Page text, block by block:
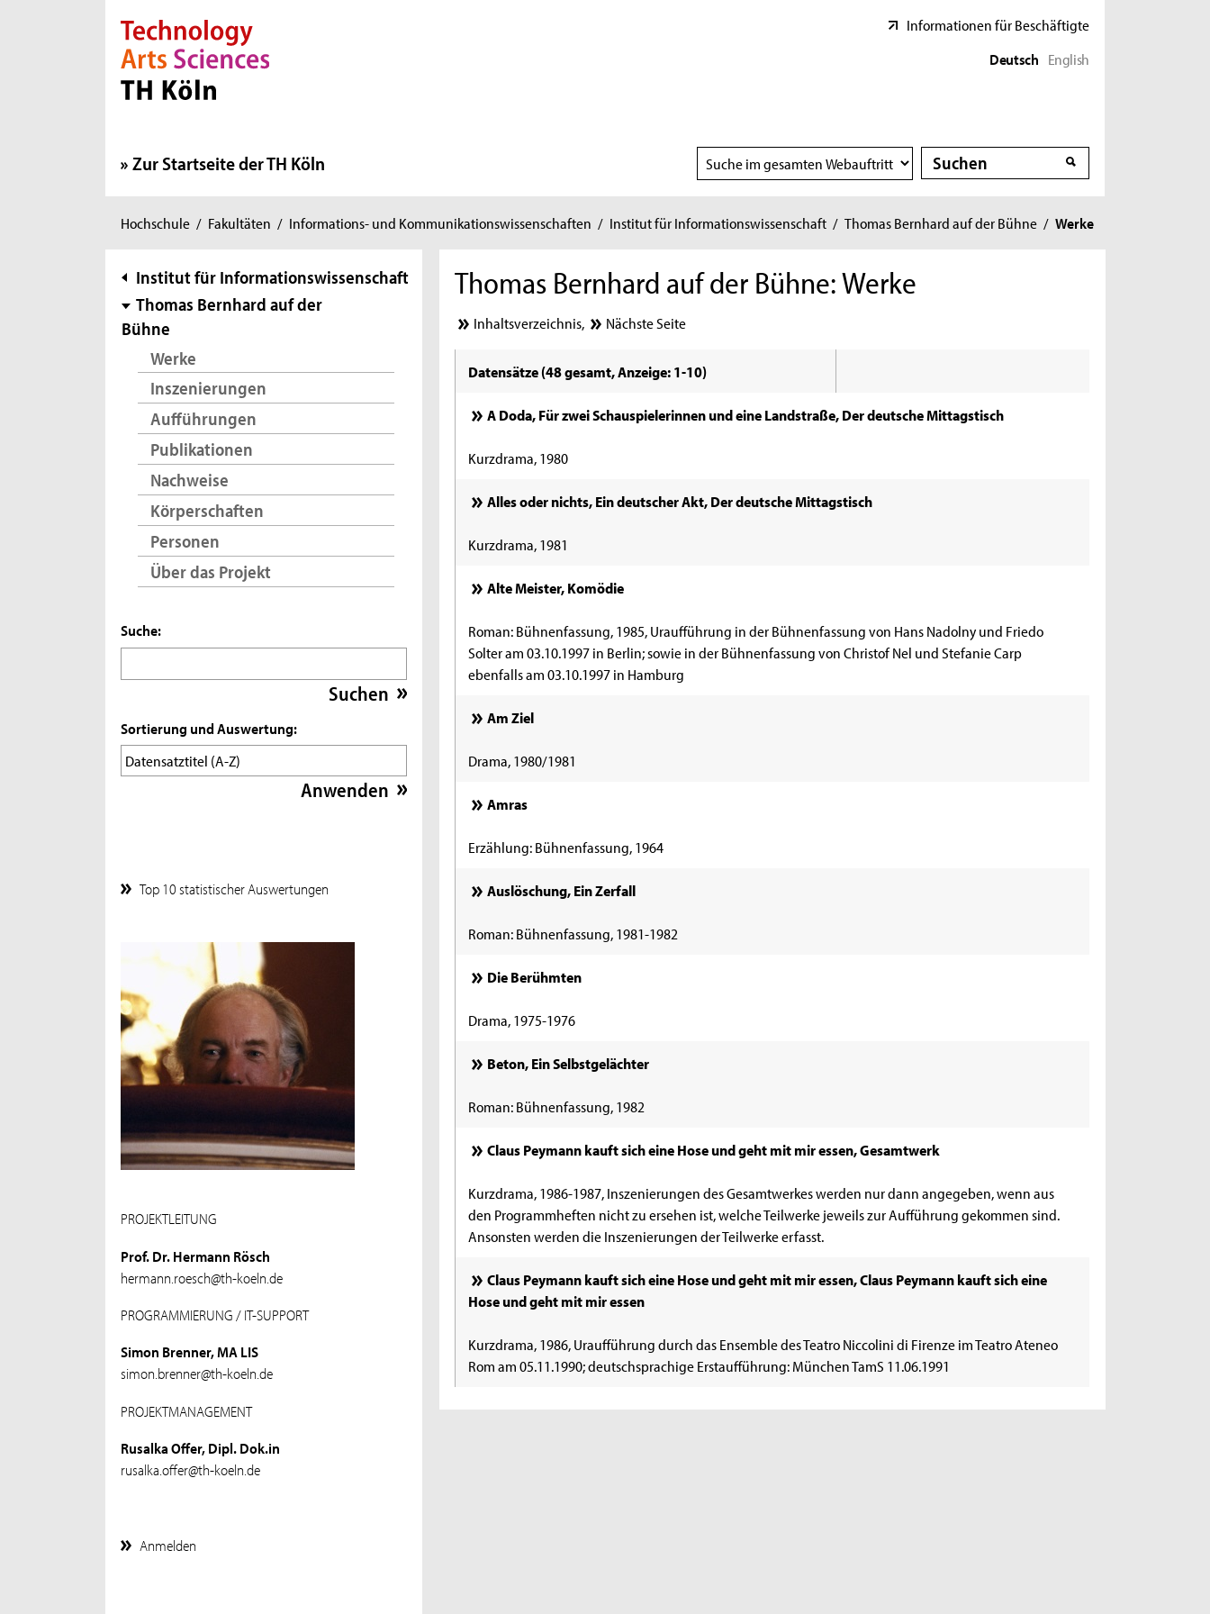
Direkt zur Hauptnavigation
Direkt zur Subnavigation
Direkt zum Inhalt
Direkt zum Fußbereich
Informationen für Beschäftigte
Deutsch English
Zur Startseite der TH Köln
Suchbereich
wählen
Suche
Suche
Sie
hier:
Hochschule / Fakultäten / Informations- und Kommunikationswissenschaften / Institut für Informationswissenschaft / Thomas Bernhard auf der Bühne / Werke
Subnavigation
Institut für Informationswissenschaft
Thomas Bernhard auf der
Bühne
Werke
Inszenierungen
Aufführungen
Publikationen
Nachweise
Körperschaften
Personen
Über das Projekt
Suche:
Sortierung und Auswertung:
Top 10 statistischer Auswertungen
PROJEKTLEITUNG
Prof. Dr. Hermann Rösch
hermann.roesch@th-koeln.de
PROGRAMMIERUNG / IT-SUPPORT
Simon Brenner, MA LIS
simon.brenner@th-koeln.de
PROJEKTMANAGEMENT
Rusalka Offer, Dipl. Dok.in
rusalka.offer@th-koeln.de
Anmelden
Thomas Bernhard auf der Bühne: Werke
Inhaltsverzeichnis, Nächste Seite
Datensätze (48 gesamt, Anzeige: 1-10)
A Doda, Für zwei Schauspielerinnen und eine Landstraße, Der deutsche Mittagstisch
Kurzdrama, 1980
Alles oder nichts, Ein deutscher Akt, Der deutsche Mittagstisch
Kurzdrama, 1981
Alte Meister, Komödie
Roman: Bühnenfassung, 1985, Uraufführung in der Bühnenfassung von Hans Nadolny und Friedo
Solter am 03.10.1997 in Berlin; sowie in der Bühnenfassung von Christof Nel und Stefanie Carp
ebenfalls am 03.10.1997 in Hamburg
Am Ziel
Drama, 1980/1981
Amras
Erzählung: Bühnenfassung, 1964
Auslöschung, Ein Zerfall
Roman: Bühnenfassung, 1981-1982
Die Berühmten
Drama, 1975-1976
Beton, Ein Selbstgelächter
Roman: Bühnenfassung, 1982
Claus Peymann kauft sich eine Hose und geht mit mir essen, Gesamtwerk
Kurzdrama, 1986-1987, Inszenierungen des Gesamtwerkes werden nur dann angegeben, wenn aus
den Programmheften nicht zu ersehen ist, welche Teilwerke jeweils zur Aufführung gekommen sind.
Ansonsten werden die Inszenierungen der Teilwerke erfasst.
Claus Peymann kauft sich eine Hose und geht mit mir essen, Claus Peymann kauft sich eine
Hose und geht mit mir essen
Kurzdrama, 1986, Uraufführung durch das Ensemble des Teatro Niccolini di Firenze im Teatro Ateneo
Rom am 05.11.1990; deutschsprachige Erstaufführung: München TamS 11.06.1991